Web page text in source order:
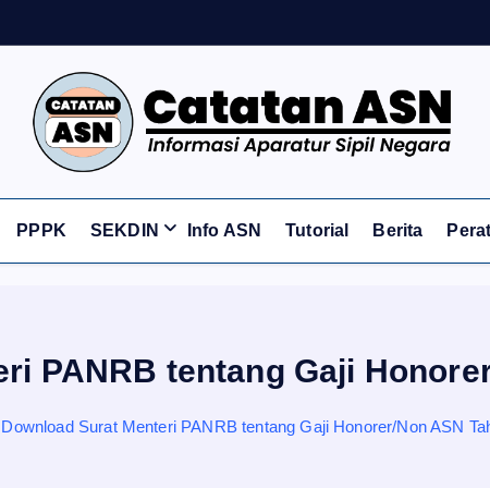
Informasi Aparatur Sipil Negara
PPPK SEKDIN Info ASN Tutorial Berita
PANRB tentang Gaji
Download Surat Menteri PANRB tentang Gaji Honorer/Non ASN